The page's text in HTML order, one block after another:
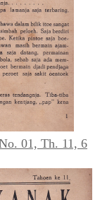
01, Th. 11, 6